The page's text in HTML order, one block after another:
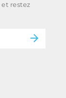
restez